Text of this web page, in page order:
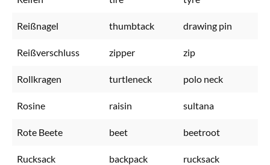
Reißnagel thumbtack drawing pin
Reißverschluss zipper zip
Rollkragen turtleneck polo neck
Rosine raisin sultana
Rote Beete beet beetroot
Rucksack backpack rucksack